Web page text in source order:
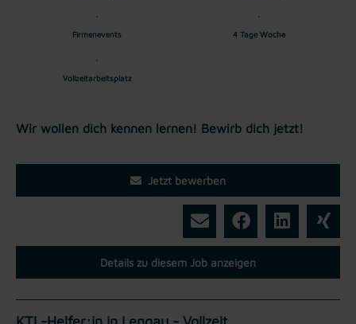
Firmenevents 4 Tage Woche
Vollzeitarbeitsplatz
Wir wollen dich kennen lernen! Bewirb dich jetzt!
Jetzt bewerben
Details zu diesem Job anzeigen